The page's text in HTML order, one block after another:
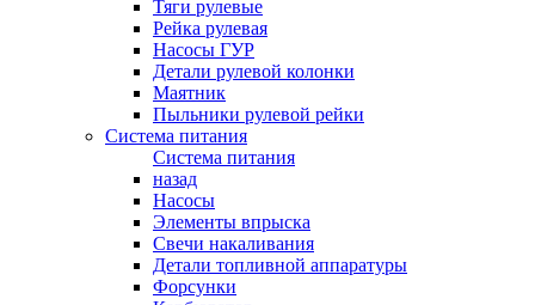
Тяги рулевые
Рейка рулевая
Насосы ГУР
Детали рулевой колонки
Маятник
Пыльники рулевой рейки
Система питания
Система питания
назад
Насосы
Элементы впрыска
Свечи накаливания
Детали топливной аппаратуры
Форсунки